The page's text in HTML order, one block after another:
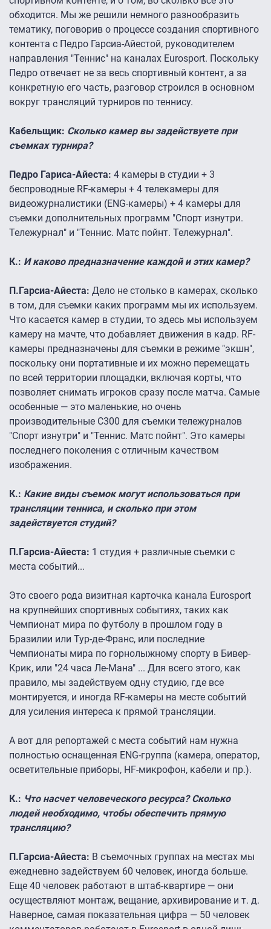
обходится. Мы же решили немного разнообразить
тематику, поговорив о процессе создания спортивного
контента с Педро Гарсиа-Айестой, руководителем
направления "Теннис" на каналах Eurosport. Поскольку
Педро отвечает не за весь спортивный контент, а за
конкретную его часть, разговор строился в основном
вокруг трансляций турниров по теннису.
Кабельщик: Сколько камер вы задействуете при
съемках турнира?
Педро Гариса-Айеста: 4 камеры в студии + 3
беспроводные RF-камеры + 4 телекамеры для
видеожурналистики (ENG-камеры) + 4 камеры для
съемки дополнительных программ "Спорт изнутри.
Тележурнал" и "Теннис. Матс пойнт. Тележурнал".
К.: И каково предназначение каждой и этих камер?
П.Гарсиа-Айеста: Дело не столько в камерах, сколько
в том, для съемки каких программ мы их используем.
Что касается камер в студии, то здесь мы используем
камеру на мачте, что добавляет движения в кадр. RF-
камеры предназначены для съемки в режиме "экшн",
поскольку они портативные и их можно перемещать
по всей территории площадки, включая корты, что
позволяет снимать игроков сразу после матча. Самые
особенные — это маленькие, но очень
производительные C300 для съемки тележурналов
"Спорт изнутри" и "Теннис. Матс пойнт". Это камеры
последнего поколения с отличным качеством
изображения.
К.: Какие виды съемок могут использоваться при
трансляции тенниса, и сколько при этом
задействуется студий?
П.Гарсиа-Айеста: 1 студия + различные съемки с
места событий...
Это своего рода визитная карточка канала Eurosport
на крупнейших спортивных событиях, таких как
Чемпионат мира по футболу в прошлом году в
Бразилии или Тур-де-Франс, или последние
Чемпионаты мира по горнолыжному спорту в Бивер-
Крик, или "24 часа Ле-Мана" ... Для всего этого, как
правило, мы задействуем одну студию, где все
монтируется, и иногда RF-камеры на месте событий
для усиления интереса к прямой трансляции.
А вот для репортажей с места событий нам нужна
полностью оснащенная ENG-группа (камера, оператор,
осветительные приборы, HF-микрофон, кабели и пр.).
К.: Что насчет человеческого ресурса? Сколько
людей необходимо, чтобы обеспечить прямую
трансляцию?
П.Гарсиа-Айеста: В съемочных группах на местах мы
ежедневно задействуем 60 человек, иногда больше.
Еще 40 человек работают в штаб-квартире — они
осуществляют монтаж, вещание, архивирование и т. д.
Наверное, самая показательная цифра — 50 человек